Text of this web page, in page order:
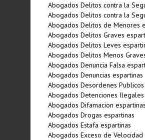
Abogados Delitos contra la
Abogados Delitos contra la
Abogados Delitos de Menores
Abogados Delitos Graves
Abogados Delitos Leves
Abogados Delitos Menos
Abogados Denuncia Falsa
Abogados Denuncias espartinas
Abogados Desordenes
Abogados Detenciones
Abogados Difamacion espartinas
Abogados Drogas espartinas
Abogados Estafa espartinas
Abogados Exceso de Velocidad